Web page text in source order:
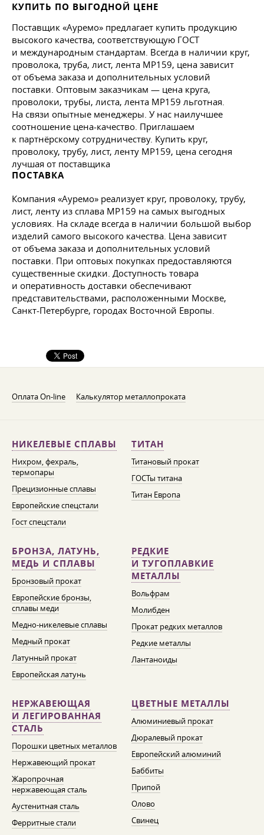
КУПИТЬ ПО ВЫГОДНОЙ ЦЕНЕ
Поставщик «Ауремо» предлагает купить продукцию
высокого качества, соответствующую ГОСТ
и международным стандартам. Всегда в наличии круг,
проволока, труба, лист, лента MP159, цена зависит
от объема заказа и дополнительных условий
поставки. Оптовым заказчикам — цена круга,
проволоки, трубы, листа, лента MP159 льготная.
На связи опытные менеджеры. У нас наилучшее
соотношение цена-качество. Приглашаем
к партнёрскому сотрудничеству. Купить круг,
проволоку, трубу, лист, ленту MP159, цена сегодня
лучшая от поставщика
ПОСТАВКА
Компания «Ауремо» реализует круг, проволоку, трубу,
лист, ленту из сплава MP159 на самых выгодных
условиях. На складе всегда в наличии большой выбор
изделий самого высокого качества. Цена зависит
от объема заказа и дополнительных условий
поставки. При оптовых покупках предоставляются
существенные скидки. Доступность товара
и оперативность доставки обеспечивают
представительствами, расположенными Москве,
Санкт-Петербурге, городах Восточной Европы.
Оплата On-line Калькулятор металлопроката
НИКЕЛЕВЫЕ СПЛАВЫ
Нихром, фехраль,
термопары
Прецизионные сплавы
Европейские спецстали
Гост спецстали
ТИТАН
Титановый прокат
ГОСТы титана
Титан Европа
БРОНЗА, ЛАТУНЬ,
МЕДЬ И СПЛАВЫ
Бронзовый прокат
Европейские бронзы,
сплавы меди
Медно-никелевые сплавы
Медный прокат
Латунный прокат
Европейская латунь
РЕДКИЕ
И ТУГОПЛАВКИЕ
МЕТАЛЛЫ
Вольфрам
Молибден
Прокат редких металлов
Редкие металлы
Лантаноиды
НЕРЖАВЕЮЩАЯ
И ЛЕГИРОВАННАЯ
СТАЛЬ
Порошки цветных металлов
Нержавеющий прокат
Жаропрочная
нержавеющая сталь
Аустенитная сталь
Ферритные стали
ЦВЕТНЫЕ МЕТАЛЛЫ
Алюминиевый прокат
Дюралевый прокат
Европейский алюминий
Баббиты
Припой
Олово
Свинец